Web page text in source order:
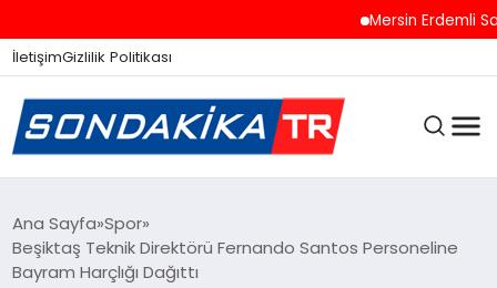
Mersin Erdemli
İletişimGizlilik Politikası
ANASAYFA
Ana Sayfa Spor
Beşiktaş Teknik Direktörü Fernando Santos Personeline
Bayram Harçlığı Dağıttı